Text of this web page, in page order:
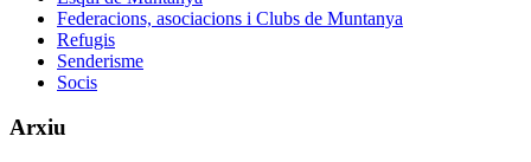
Federacions, asociacions i Clubs de Muntanya
Refugis
Senderisme
Socis
Arxiu